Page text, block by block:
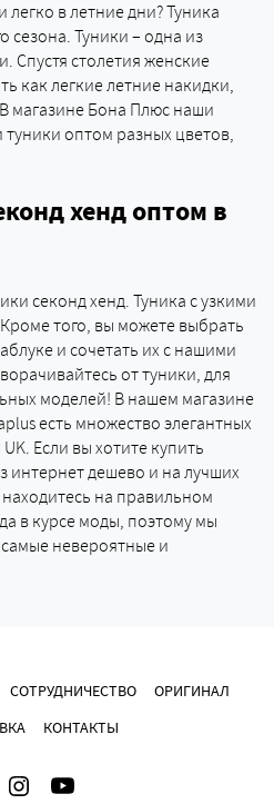
легко в летние дни? Туника
сезона. Туники – одна из
Спустя столетия женские
как легкие летние накидки,
магазине Бона Плюс наши
оптом разных цветов,
хенд оптом в
секонд хенд. Туника с узкими
того, вы можете выбрать
и сочетать их с нашими
от туники, для
моделей! В нашем магазине
есть множество элегантных
Если вы хотите купить
интернет дешево и на лучших
на правильном
в курсе моды, поэтому мы
невероятные и
СОТРУДНИЧЕСТВО
ОРИГИНАЛ
КОНТАКТЫ